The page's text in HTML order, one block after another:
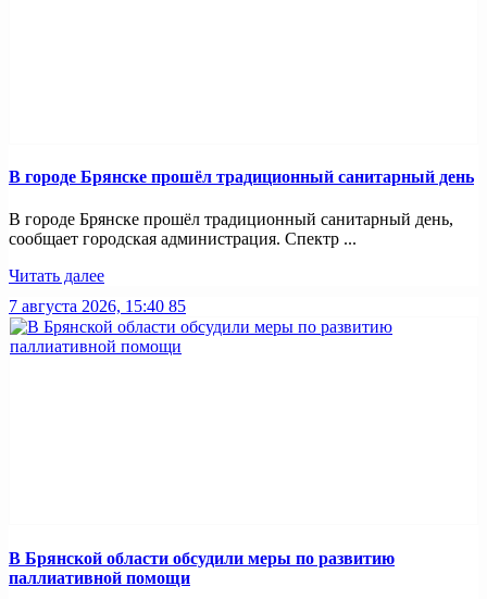
В городе Брянске прошёл традиционный санитарный день
В городе Брянске прошёл традиционный санитарный день,
сообщает городская администрация. Спектр ...
Читать далее
7 августа 2026, 15:40 85
В Брянской области обсудили меры по развитию
паллиативной помощи